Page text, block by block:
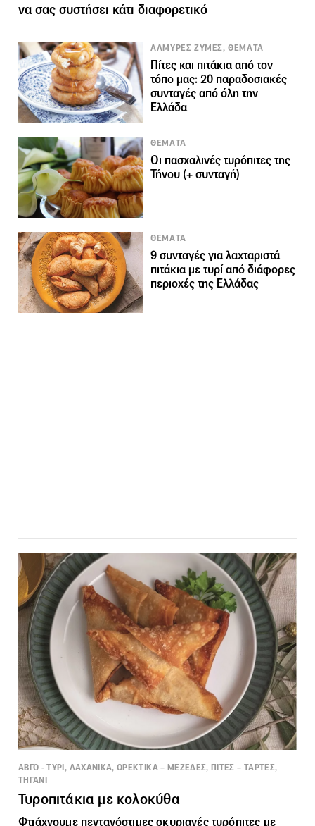
να σας συστήσει κάτι διαφορετικό
ΑΛΜΥΡΕΣ ΖΥΜΕΣ, ΘΕΜΑΤΑ
Πίτες και πιτάκια από τον
τόπο μας: 20 παραδοσιακές
συνταγές από όλη την
Ελλάδα
ΘΕΜΑΤΑ
Οι πασχαλινές τυρόπιτες της
Τήνου (+ συνταγή)
ΘΕΜΑΤΑ
9 συνταγές για λαχταριστά
πιτάκια με τυρί από διάφορες
περιοχές της Ελλάδας
ΑΒΓΟ - ΤΥΡΙ, ΛΑΧΑΝΙΚΑ, ΟΡΕΚΤΙΚΑ – ΜΕΖΕΔΕΣ, ΠΙΤΕΣ – ΤΑΡΤΕΣ,
ΤΗΓΑΝΙ
Τυροπιτάκια με κολοκύθα
Φτιάχνουμε πεντανόστιμες σκυριανές τυρόπιτες με